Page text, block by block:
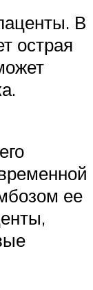
В
острая
ее